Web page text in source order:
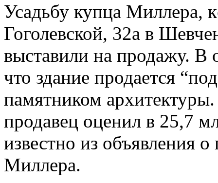
Усaдьбу купцa Миллeрa,
Гоголевской, 32а в
выставили на продажу. В
что здание продается
памятником
продавец оценил в 25,7
известно из объявления
Миллера.